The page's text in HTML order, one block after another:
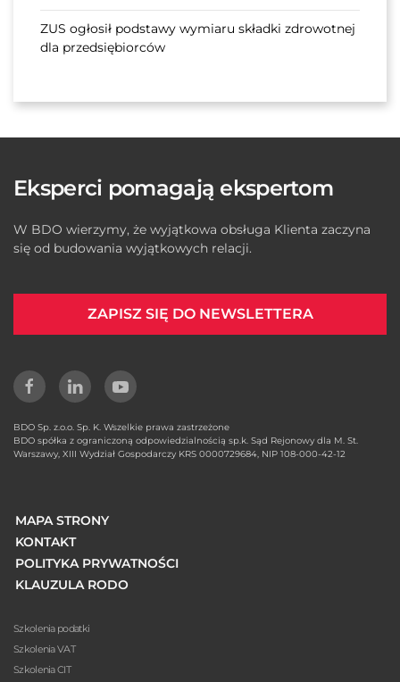
ZUS ogłosił podstawy wymiaru składki zdrowotnej
dla przedsiębiorców
Eksperci pomagają ekspertom
W BDO wierzymy, że wyjątkowa obsługa Klienta zaczyna
się od budowania wyjątkowych relacji.
ZAPISZ SIĘ DO NEWSLETTERA
BDO Sp. z.o.o. Sp. K. Wszelkie prawa zastrzeżone
BDO spółka z ograniczoną odpowiedzialnością sp.k. Sąd Rejonowy dla M. St.
Warszawy, XIII Wydział Gospodarczy KRS 0000729684, NIP 108-000-42-12
MAPA STRONY
KONTAKT
POLITYKA PRYWATNOŚCI
KLAUZULA RODO
Szkolenia podatki
Szkolenia VAT
Szkolenia CIT